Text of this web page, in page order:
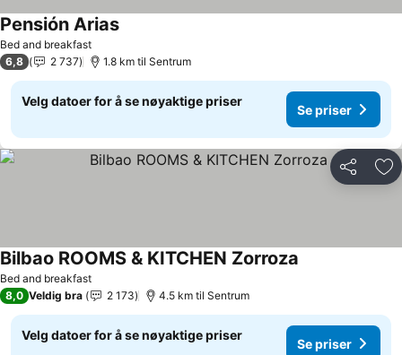
Bed and breakfast
Pensión AriasSe priser
6,8 2 737 1.8 km til Sentrum
Velg datoer for å se nøyaktige priser
Se priser
Del
Bed and breakfast
Bilbao ROOMS & KITCHEN Zorroza
8,0 Veldig bra 2 173 4.5 km til Sentrum
Velg datoer for å se nøyaktige priser
Se priser